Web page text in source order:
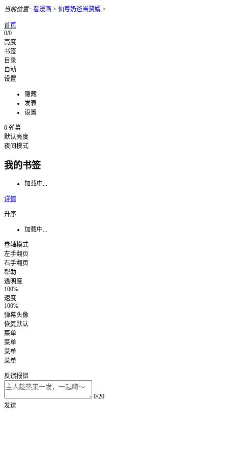
当前位置: 看漫画 > 仙尊奶爸当赘婿 >
首页
0/0
亮度
书签
目录
自动
设置
隐藏
发表
设置
0 弹幕
默认亮度
夜间模式
我的书签
加载中...
详情
升序
加载中...
卷轴模式
左手翻页
右手翻页
帮助
透明度
100%
速度
100%
弹幕头像
恢复默认
菜单
菜单
菜单
菜单
反馈报错
0/20
发送